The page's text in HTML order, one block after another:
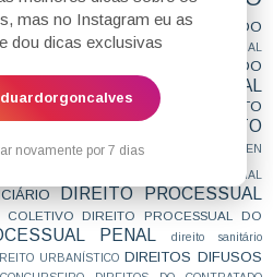
mas no Instagram eu as
dou dicas exclusivas
novamente por 7 dias
DIREITO DA CRIANÇA E DO
DIREITO DA SEGURIDADE SOCIAL
DIREITO DO
DIREITO ELEITORAL
EMPRESARIAL PÚBLICO
DIREITO
DIREITO
MILITAR direito notarial DIREITO PEN
DIREITO PENAL
DIREITO PROCESSUAL
COLETIVO
DIREITO PROCESSUAL DO
PENAL direito sanitário
URBANÍSTICO DIREITOS DIFUSOS